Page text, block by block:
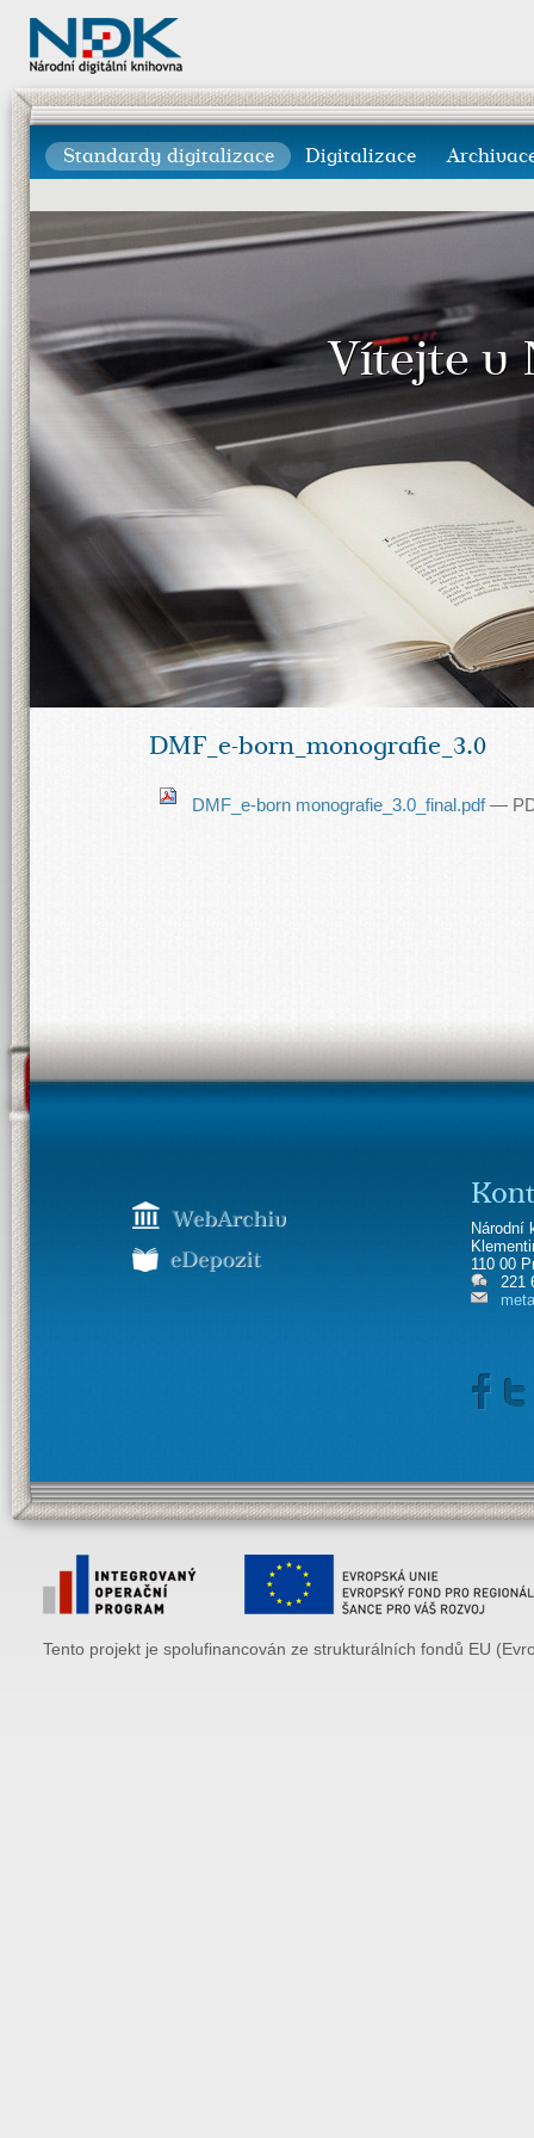
Standardy digitalizace Digitalizace
Vítejte v
DMF_e-born_monografie_3.0
DMF_e-born monografie_3.0_final.pdf—
Národní
110 00
221
Tento projekt je spolufinancován ze strukturálních fondů EU